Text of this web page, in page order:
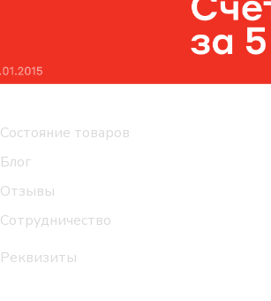
Состояние товаров
Блог
Отзывы
Сотрудничество
Реквизиты